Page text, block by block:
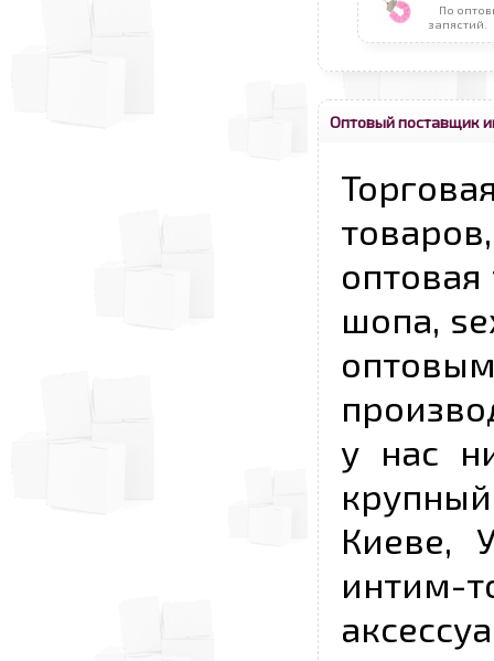
По
запястий.
Оптовый поставщик
шопа,
у нас
Киеве,